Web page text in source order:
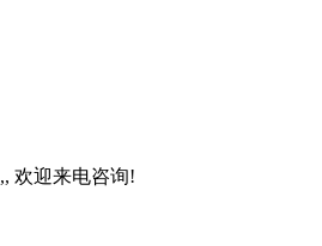
,, 欢迎来电咨询!